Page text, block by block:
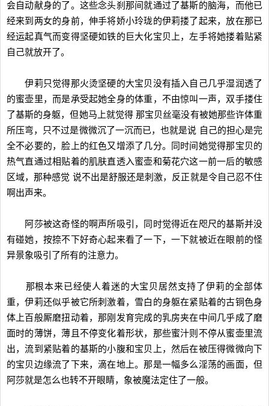
会自动献身的了。这些念头刹那间就通过了基斯的脑海，而他已
经来到两女的身前，伸手将娇小玲珑的伊莉搂了起来，放在那已
经运起真气而变得坚硬如铁的巨大化宝贝上，左手将她搂着贴紧
自己就放开了。
伊莉只觉得那火烫坚硬的大宝贝没有插入自己几乎湿润透了
的蜜壶里，而是承受起她全身的体重，不由惊叫一声，双手搂住
了基斯的身躯，但她马上就觉得 那宝贝丝毫没有被她那些许体重
所压弯，只不过是微微沉了一沉而已，也就是说 自己的担心是完
全不必要的，脸上的红色又增添了几分。同时间她觉得那宝贝的
热气直通过相贴着的肌肤直透入蜜壶和菊花穴这一前一后的敏感
区域，那种感觉 说不出是舒服还是刺激，反正就是令自己忍不住
啊出声来。
阿莎被这奇怪的啊声所吸引，同时觉得近在咫尺的基斯并没
有碰她，按捺不下好奇心起来看了一下，一下就被近在眼前的怪
异景象吸引了所有的注意力。
那根本来已经使人着迷的大宝贝居然支持了伊莉的全部体
重，伊莉还似乎被它所刺激着，雪白的身躯在紧贴着的古铜色身
体上百般厮磨扭动着，那刚发育完成的乳房夹在中间几乎成了磨
面时的薄饼，薄且不停变化着形状，那些蜜汁则不停从蜜壶里流
出，流到紧贴着的基斯的小腹和宝贝上，然后在被压得微微向下
的宝贝边缘流了下来，滴在地上。那是一幅多么淫荡的画面，但
阿莎就是怎么也转不开眼睛，象被魔法定住了一般。